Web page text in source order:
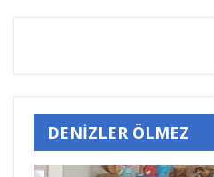
DENİZLER ÖLMEZ